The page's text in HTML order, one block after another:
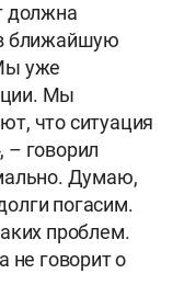
должна
ближайшую
уже
Мы
что ситуация
– говорил
Думаю,
погасим.
проблем.
не говорит о